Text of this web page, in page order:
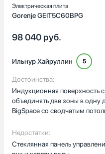
рассекателя. Огорчило
механические часы издают
звукам, это может стать
остальном — это
техника собрана очень
металлические и приятные
Электрическая плита
Gorenje GEIT5C60BPG
98 040 руб.
Ильнур Хайруллин 5
Достоинства:
Индукционная поверхность
объединять две зоны в одну
BigSpace со сводчатым
точной настройки таймера.
Недостатки:
Стеклянная панель